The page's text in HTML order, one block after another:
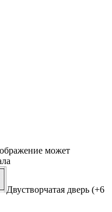
может
Двустворчатая дверь (+6